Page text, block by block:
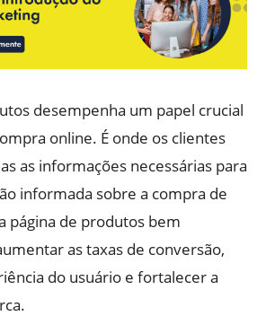
desempenha um papel crucial
online. É onde os clientes
as informações necessárias para
informada sobre a compra de
página de produtos bem
as taxas de conversão,
do usuário e fortalecer a